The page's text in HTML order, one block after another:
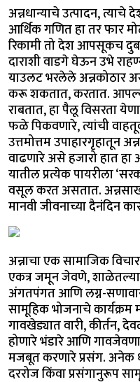
अन्नधान्याचे उत्पादन,
आर्थिक गणित हा तर फार
रिकामी तो देश आपसूकच
दाराशी वाडगे घेऊन उभे
याउलट भरलेले अन्नकोठार
करू शकतात, करतात.
राबतात, हा पैलू विसरता
फळे पिकवणारे, त्यांची
उत्तमोत्तम उपाहारगृहातून
वाढणारे असे हजारो हात हा
यातील प्रत्येक पायरीला
वसूल करत असतात.
मानवी जीवनाच्या दैनंदिन
अन्नाचा एक सामाजिक
एकत्र जमून जेवणे, शाळेतल्या
अंगतपंगत आणि लग्न-
सामूहिक भोजनाचे
गावखेड्यात वारी, कीर्तन,
होणारे भंडारे आणि
मजबूत करणारे प्रसंग. अनेक
दररोज किंवा प्रसंगानुरूप